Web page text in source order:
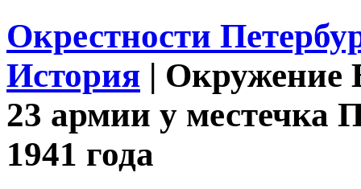
Окрестности
История | Окружение
23 армии у местечка
1941 года